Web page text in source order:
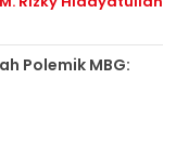
Polemik MBG: